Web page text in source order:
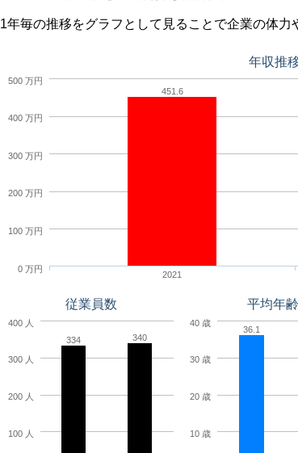
1年毎の推移をグラフとして見ることで企業の体力
年収推
451.6
2021
0 万円
100 万円
200 万円
300 万円
400 万円
500 万円
従業員数
334 340
100 人
200 人
300 人
400 人
平均年齢
36.1
10 歳
20 歳
30 歳
40 歳